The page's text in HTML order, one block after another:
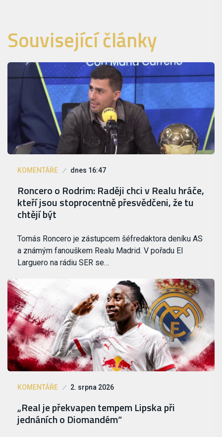
Související články
KOMENTÁŘE dnes 16:47
Roncero o Rodrim: Raději chci v Realu hráče,
kteří jsou stoprocentně přesvědčeni, že tu
chtějí být
Tomás Roncero je zástupcem šéfredaktora deníku AS
a známým fanouškem Realu Madrid. V pořadu El
Larguero na rádiu SER se…
KOMENTÁŘE 2. srpna 2026
„Real je překvapen tempem Lipska při
jednáních o Diomandém“